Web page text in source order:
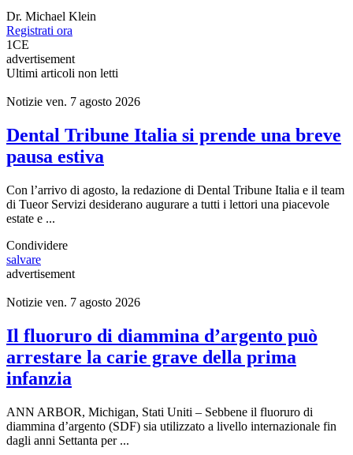
Dr. Michael Klein
Registrati ora
1CE
advertisement
Ultimi articoli non letti
Notizie ven. 7 agosto 2026
Dental Tribune Italia si prende una breve
pausa estiva
Con l’arrivo di agosto, la redazione di Dental Tribune Italia e il team
di Tueor Servizi desiderano augurare a tutti i lettori una piacevole
estate e ...
Condividere
salvare
advertisement
Notizie ven. 7 agosto 2026
Il fluoruro di diammina d’argento può
arrestare la carie grave della prima
infanzia
ANN ARBOR, Michigan, Stati Uniti – Sebbene il fluoruro di
diammina d’argento (SDF) sia utilizzato a livello internazionale fin
dagli anni Settanta per ...